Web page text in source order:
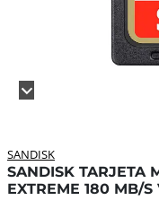
SANDISK
SANDISK TARJETA
EXTREME 180 MB/